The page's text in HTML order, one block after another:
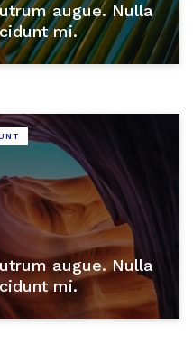
augue. Nulla
mi.
augue. Nulla
mi.